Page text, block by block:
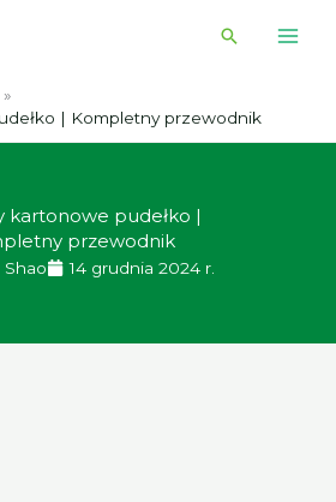
| Kompletny przewodnik
kartonowe pudełko |
przewodnik
Shao 14 grudnia 2024 r.